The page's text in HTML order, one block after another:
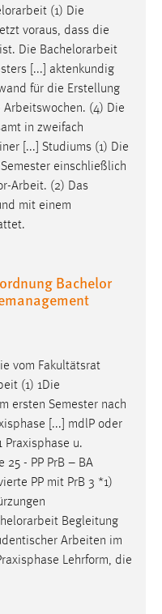
(1) Die
voraus, dass die
Die Bachelorarbeit
[...] aktenkundig
für die Erstellung
Arbeitswochen. (4) Die
in zweifach
[...] Studiums (1) Die
einschließlich
Arbeit. (2) Das
mit einem
Bachelor
vom Fakultätsrat
(1) 1Die
ersten Semester nach
[...] mdlP oder
Praxisphase u.
25 - PP PrB – BA
PP mit PrB 3 *1)
Begleitung
Arbeiten im
Lehrform, die